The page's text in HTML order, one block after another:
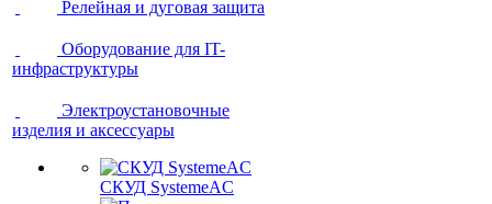
Релейная и дуговая защита
Оборудование для IT-
инфраструктуры
Электроустановочные
изделия и аксессуары
СКУД SystemeAC